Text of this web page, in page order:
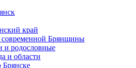
край
Брянщины
и родословные
и области